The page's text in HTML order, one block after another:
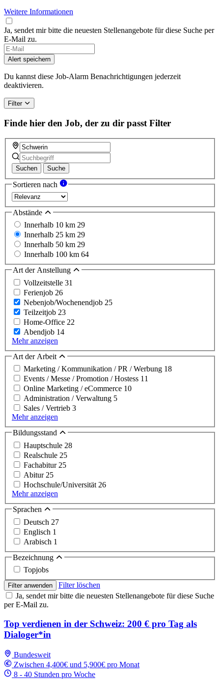
Weitere Informationen
Ja, sendet mir bitte die neuesten Stellenangebote für diese Suche per
E-Mail zu.
Alert speichern
Du kannst diese Job-Alarm Benachrichtigungen jederzeit
deaktivieren.
Filter
Finde hier den Job, der zu dir passt Filter
Suchen Suche
Sortieren nach
Abstände
Innerhalb 10 km 29
Innerhalb 25 km 29
Innerhalb 50 km 29
Innerhalb 100 km 64
Art der Anstellung
Vollzeitstelle 31
Ferienjob 26
Nebenjob/Wochenendjob 25
Teilzeitjob 23
Home-Office 22
Abendjob 14
Mehr anzeigen
Art der Arbeit
Marketing / Kommunikation / PR / Werbung 18
Events / Messe / Promotion / Hostess 11
Online Marketing / eCommerce 10
Administration / Verwaltung 5
Sales / Vertrieb 3
Mehr anzeigen
Bildungsstand
Hauptschule 28
Realschule 25
Fachabitur 25
Abitur 25
Hochschule/Universität 26
Mehr anzeigen
Sprachen
Deutsch 27
Englisch 1
Arabisch 1
Bezeichnung
Topjobs
Filter anwenden
Filter löschen
Ja, sendet mir bitte die neuesten Stellenangebote für diese Suche
per E-Mail zu.
Top verdienen in der Schweiz: 200 € pro Tag als
Dialoger*in
Bundesweit
Zwischen 4,400€ und 5,900€ pro Monat
8 - 40 Stunden pro Woche